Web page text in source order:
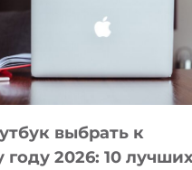
СОЗДАВАТЬ
БЕЗ
СЛОЖНОГО
КОДА
выбрать к
году 2026: 10